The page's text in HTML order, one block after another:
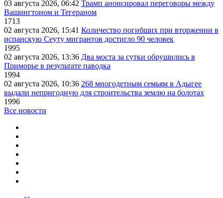
03 августа 2026, 06:42 Трамп анонсировал переговоры между
Вашингтоном и Тегераном
1713
02 августа 2026, 15:41 Количество погибших при вторжении в
испанскую Сеуту мигрантов достигло 90 человек
1995
02 августа 2026, 13:36 Два моста за сутки обрушились в
Приморье в результате паводка
1994
02 августа 2026, 10:36 268 многодетным семьям в Адыгее
выдали непригодную для строительства землю на болотах
1996
Все новости